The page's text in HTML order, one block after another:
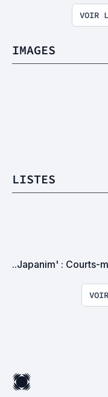
VOIR
IMAGES
LISTES
..Japanim' : Courts-